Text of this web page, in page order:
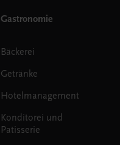
Gastronomie
Bäckerei
Getränke
Hotelmanagement
Konditorei und
Patisserie